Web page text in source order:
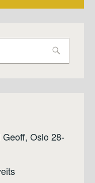
Oslo 28-